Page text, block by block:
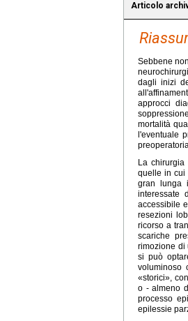
Articolo
Sebbene
dagli inizi
approcci
mortalità
l'eventuale
La
quelle in cui
gran lunga
interessate
accessibile
resezioni
ricorso a
scariche
rimozione di
si può
voluminoso
«storici»,
o - almeno
processo
epilessie